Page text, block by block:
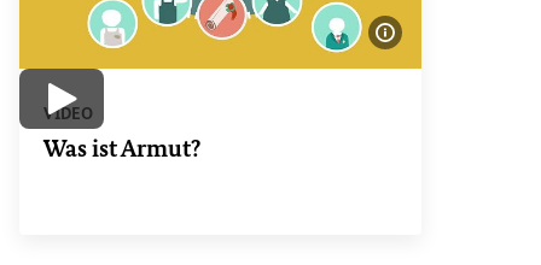
Video abspielen
VIDEO
Was ist Armut?